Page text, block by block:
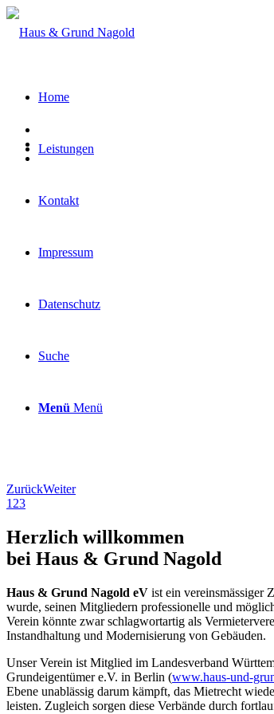
Home
Leistungen
Kontakt
Impressum
Datenschutz
Suche
Menü Menü
ZurückWeiter
1 23
Herzlich willkommen
bei Haus & Grund Nagold
Haus & Grund Nagold eV ist ein vereinsmässiger
wurde, seinen Mitgliedern professionelle und
Verein könnte zwar schlagwortartig als
Instandhaltung und Modernisierung von Gebäuden.
Unser Verein ist Mitglied im Landesverband
Grundeigentümer e.V. in Berlin (www.haus-und-
Ebene unablässig darum kämpft, das Mietrecht
leisten. Zugleich sorgen diese Verbände durch